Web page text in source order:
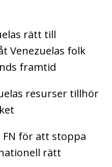
rätt till
Venezuelas folk
framtid
resurser tillhör
FN för att stoppa
rätt